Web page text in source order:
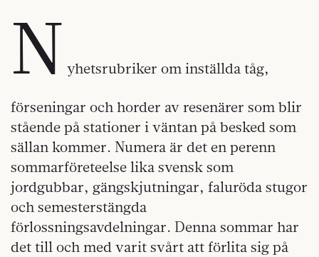
N yhetsrubriker om inställda tåg,
förseningar och horder av resenärer som blir
stående på stationer i väntan på besked som
sällan kommer. Numera är det en perenn
sommarföreteelse lika svensk som
jordgubbar, gängskjutningar, faluröda stugor
och semesterstängda
förlossningsavdelningar. Denna sommar har
det till och med varit svårt att förlita sig på